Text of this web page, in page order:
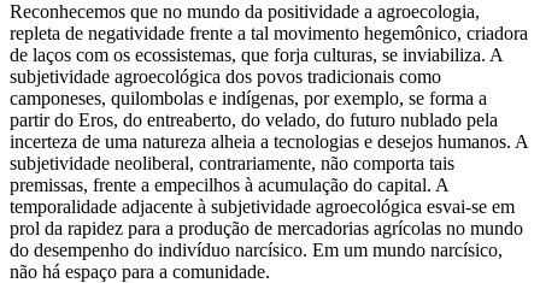
Reconhecemos que no mundo da positividade a agroecologia,
repleta de negatividade frente a tal movimento hegemônico, criadora
de laços com os ecossistemas, que forja culturas, se inviabiliza. A
subjetividade agroecológica dos povos tradicionais como
camponeses, quilombolas e indígenas, por exemplo, se forma a
partir do Eros, do entreaberto, do velado, do futuro nublado pela
incerteza de uma natureza alheia a tecnologias e desejos humanos. A
subjetividade neoliberal, contrariamente, não comporta tais
premissas, frente a empecilhos à acumulação do capital. A
temporalidade adjacente à subjetividade agroecológica esvai-se em
prol da rapidez para a produção de mercadorias agrícolas no mundo
do desempenho do indivíduo narcísico. Em um mundo narcísico,
não há espaço para a comunidade.